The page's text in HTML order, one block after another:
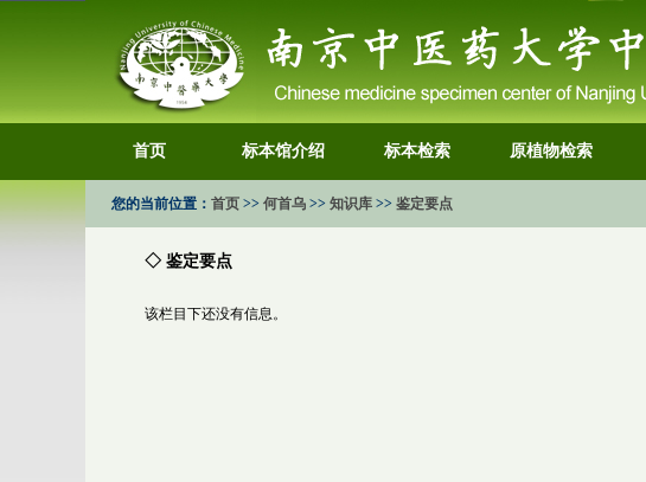
首页 标本馆介绍 标本检索 原植物检索
您的当前位置： 首页 >> 何首乌 >> 知识库 >> 鉴定要点
◇ 鉴定要点
该栏目下还没有信息。